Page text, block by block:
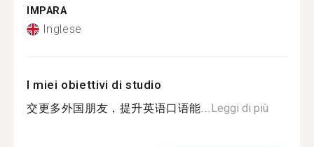
IMPARA
Inglese
I miei obiettivi di studio
交更多外国朋友，提升英语口语能...Leggi di più